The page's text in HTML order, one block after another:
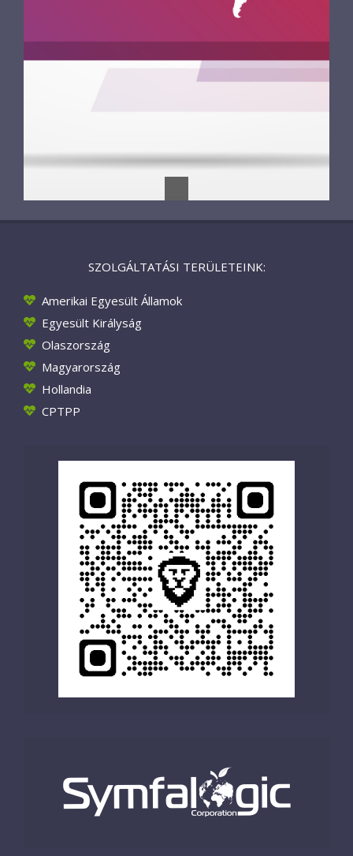
SZOLGÁLTATÁSI TERÜLETEINK:
Amerikai Egyesült Államok
Egyesült Királyság
Olaszország
Magyarország
Hollandia
CPTPP